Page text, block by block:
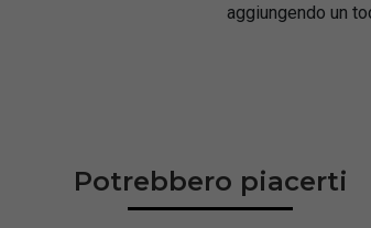
aggiungendo un
Potrebbero piacerti